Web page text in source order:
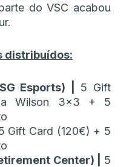
do VSC acabou
distribuídos:
Esports) | 5 Gift
Wilson 3×3 + 5
Gift Card (120€) + 5
Center) | 5